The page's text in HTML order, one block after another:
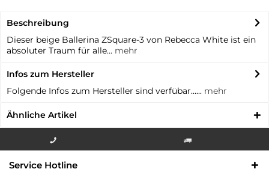
Beschreibung
Dieser beige Ballerina ZSquare-3 von Rebecca White ist ein
absoluter Traum für alle... mehr
Infos zum Hersteller
Folgende Infos zum Hersteller sind verfübar...... mehr
Ähnliche Artikel
000
Service Hotline